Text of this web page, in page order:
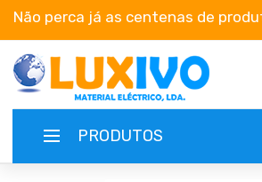
Não perca já as centenas de
PRODUTOS